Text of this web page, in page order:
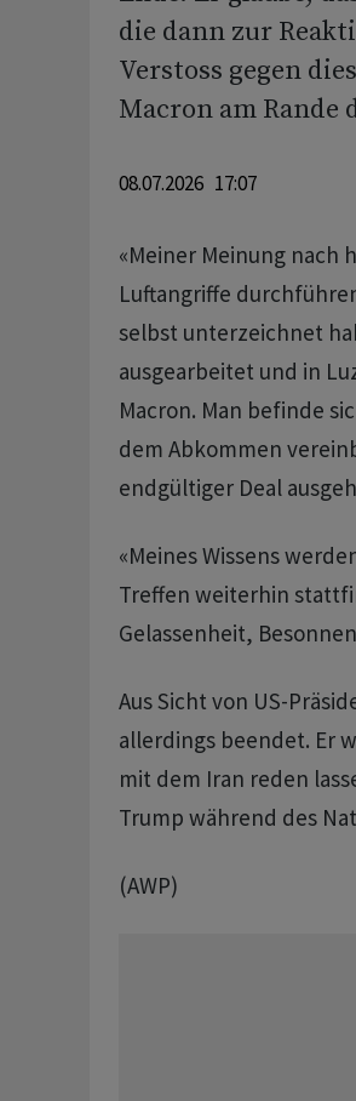
die dann zur
Verstoss gegen
Macron am Rande
08.07.2026 17:07
«Meiner Meinung nach
Luftangriffe
selbst unterzeichnet
ausgearbeitet und in
Macron. Man befinde
dem Abkommen
endgültiger Deal
«Meines Wissens
Treffen weiterhin
Gelassenheit,
Aus Sicht von US-
allerdings beendet. Er
mit dem Iran reden
Trump während des
(AWP)